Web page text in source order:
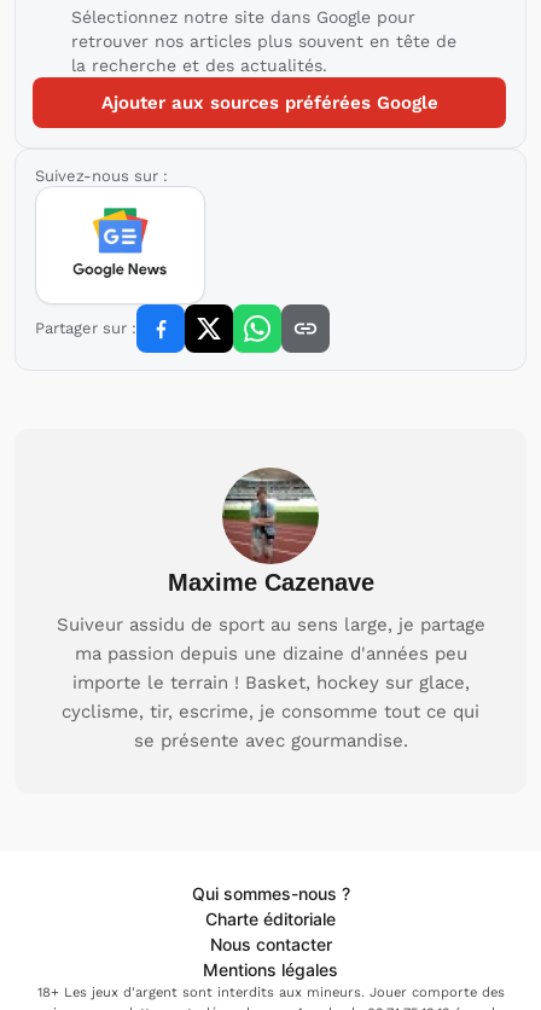
Sélectionnez notre site dans Google pour
retrouver nos articles plus souvent en tête de
la recherche et des actualités.
Ajouter aux sources préférées Google
Suivez-nous sur :
Partager sur :
Maxime Cazenave
Suiveur assidu de sport au sens large, je partage
ma passion depuis une dizaine d'années peu
importe le terrain ! Basket, hockey sur glace,
cyclisme, tir, escrime, je consomme tout ce qui
se présente avec gourmandise.
Qui sommes-nous ?
Charte éditoriale
Nous contacter
Mentions légales
18+ Les jeux d'argent sont interdits aux mineurs. Jouer comporte des